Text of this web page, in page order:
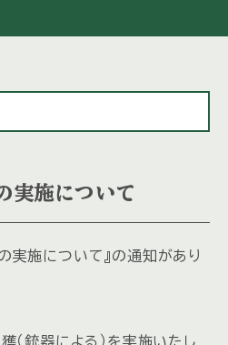
実施について
実施について』の通知があり
（銃器による）を実施いたし